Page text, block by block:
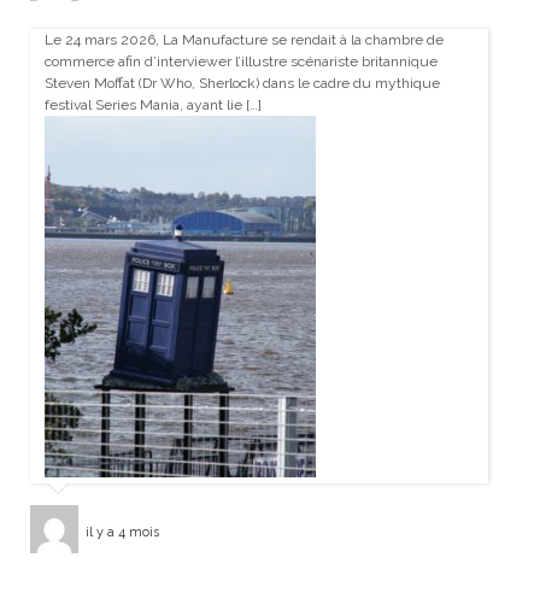
Le 24 mars 2026, La Manufacture se rendait à la chambre de
commerce afin d’interviewer l’illustre scénariste britannique
Steven Moffat (Dr Who, Sherlock) dans le cadre du mythique
festival Series Mania, ayant lie […]
il y a 4 mois